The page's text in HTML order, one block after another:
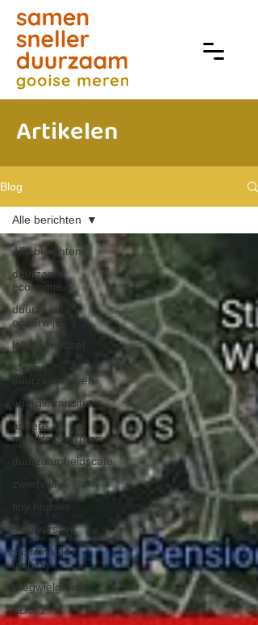
Artikelen
Blog
Alle berichten
duurzame
economie
duurzaam
onderwijs
lokaal voedsel
samen
duurzaam leven
energietransitie
andere
mobiliteitsvormen
duurzaamheidscafe
zwerfvuil
tiny houses
biodiversiteit
sustainable
fashion
vliegwielgroep
SDG 1
Alle berichten